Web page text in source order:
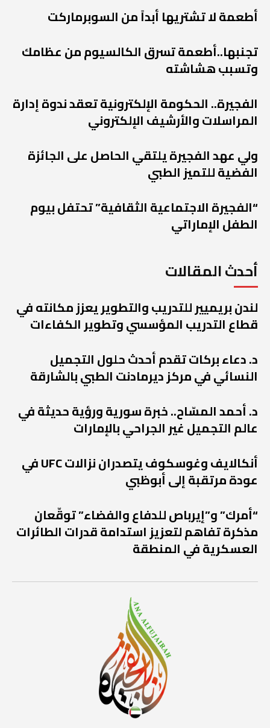
أطعمة لا تشتريها أبداً من السوبرماركت
تجنبها..أطعمة تسرق الكالسيوم من عظامك
وتسبب هشاشته
الفجيرة.. الحكومة الإلكترونية تعقد ندوة إدارة
المراسلات والأرشيف الإلكتروني
ولي عهد الفجيرة يلتقي الحاصل على الجائزة
الفضية للتميز الطبي
“الفجيرة الاجتماعية الثقافية” تحتفل بيوم
الطفل الإماراتي
أحدث المقالات
لندن بريميير للتدريب والتطوير يعزز مكانته في
قطاع التدريب المؤسسي وتطوير الكفاءات
د. دعاء بركات تقدم أحدث حلول التجميل
النسائي في مركز ديرمادنت الطبي بالشارقة
د. أحمد المسّاح.. خبرة سورية ورؤية حديثة في
عالم التجميل غير الجراحي بالإمارات
أنكالايف وغوسكوف يتصدران نزالات UFC في
عودة مرتقبة إلى أبوظبي
“أمرك” و”إيرباص للدفاع والفضاء” توقّعان
مذكرة تفاهم لتعزيز استدامة قدرات الطائرات
العسكرية في المنطقة